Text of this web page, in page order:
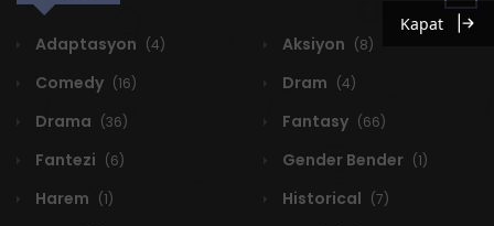
Adaptasyon (4) Aksiyon (8)
Comedy (16) Dram (4)
Drama (36) Fantasy (66)
Fantezi (6) Gender Bender (1)
Harem (1) Historical (7)
Kapat